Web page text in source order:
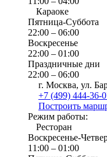
Караоке
Пятница-Суббота
22:00 – 06:00
Воскресенье
22:00 – 01:00
Праздничные дни
22:00 – 06:00
г. Москва, ул.
+7 (499) 444-36-
Построить
Режим работы:
Ресторан
Воскресенье-
11:00 – 01:00